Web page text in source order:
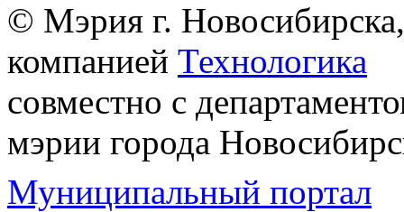
© Мэрия г.
компанией Технологика
совместно с
мэрии города
Муниципальный портал